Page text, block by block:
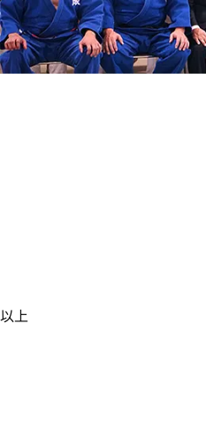
以上